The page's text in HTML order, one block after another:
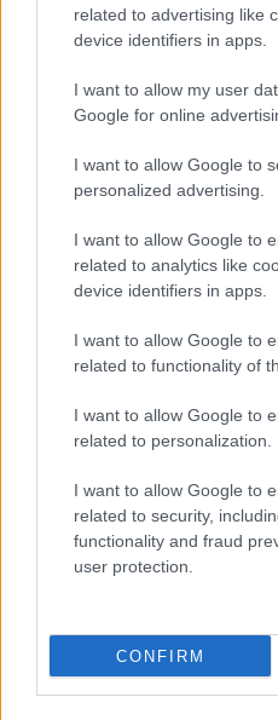
related to advertising like
device identifiers in apps.
I want to allow my user
Google for online
I want to allow Google to
personalized advertising.
I want to allow Google to
related to analytics like
device identifiers in apps.
I want to allow Google to
related to functionality of
I want to allow Google to
related to personalization.
I want to allow Google to
related to security,
functionality and fraud
user protection.
CONFIRM
©2026 - rifaidate.it - p.iva